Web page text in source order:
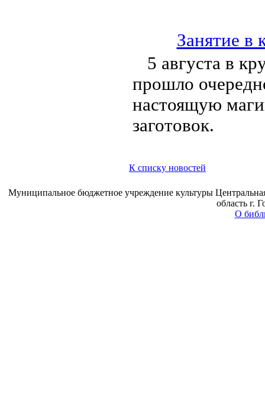
Занятие в
5 августа в
прошло
настоящую
заготовок.
К списку новостей
Муниципальное бюджетное учреждение культуры
область г.
О